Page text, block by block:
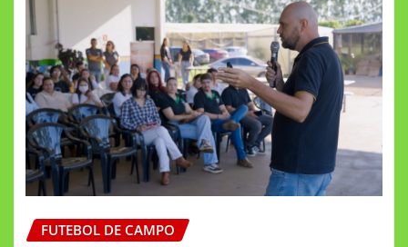
FUTEBOL DE CAMPO